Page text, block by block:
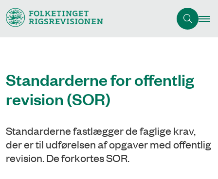
Standarderne for offentlig
revision (SOR)
Standarderne fastlægger de faglige krav,
der er til udførelsen af opgaver med offentlig
revision. De forkortes SOR.